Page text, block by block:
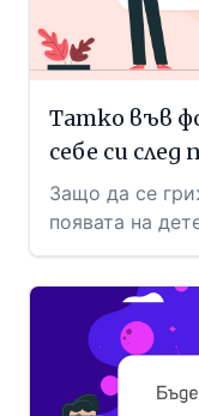
Татко във
себе си
Защо да се
появата на